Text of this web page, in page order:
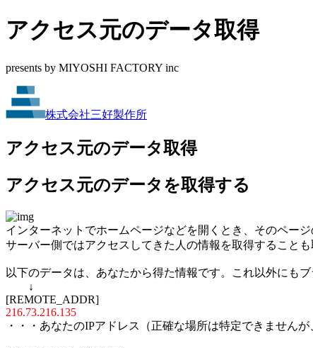
アクセス元のデータ取得
presents by MIYOSHI FACTORY inc
株式会社三好製作所
アクセス元のデータ取得
アクセス元のデータを取得する
インターネットでホームページなどを開くとき、そのページ
サーバー側ではアクセスしてきた人の情報を取得することも
以下のデータは、あなたから得た情報です。これ以外にも
↓
[REMOTE_ADDR]
216.73.216.135
・・・あなたのIPアドレス（正確な場所は特定できません